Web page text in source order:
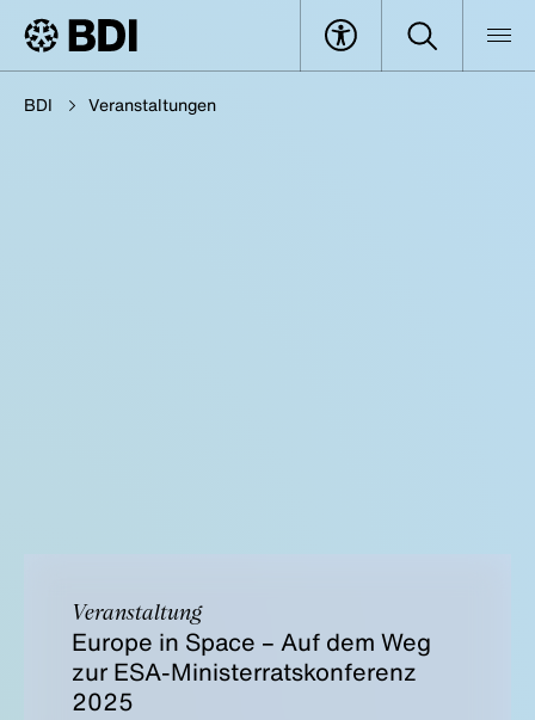
BDI Veranstaltungen
Veranstaltung
Europe in Space – Auf dem Weg
zur ESA-Ministerratskonferenz
2025